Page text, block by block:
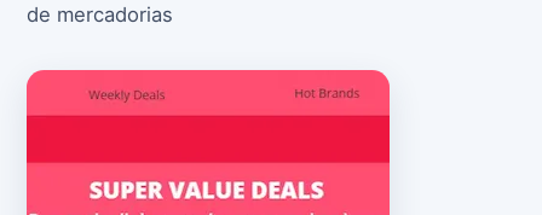
de mercadorias